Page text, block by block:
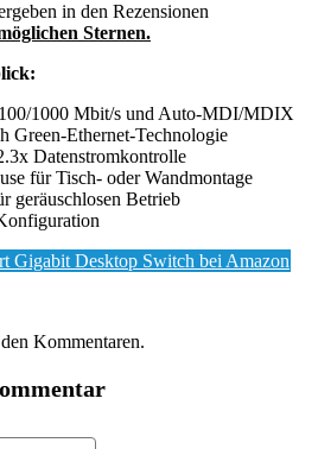
in den Rezensionen
Sternen.
1000 Mbit/s und Auto-MDI/MDIX
Green-Ethernet-Technologie
Datenstromkontrolle
für Tisch- oder Wandmontage
geräuschlosen Betrieb
Gigabit Desktop Switch bei Amazon
Kommentaren.